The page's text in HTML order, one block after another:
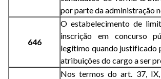
por parte da administração
646
O estabelecimento de
inscrição em concurso
legítimo quando justificado
atribuições do cargo a ser
Nos termos do art. 37,